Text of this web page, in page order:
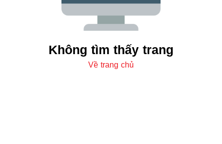
Không tìm thấy trang
Về trang chủ